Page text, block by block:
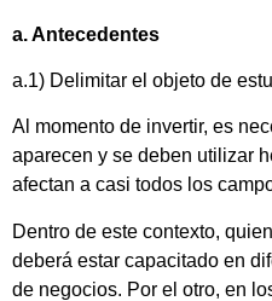
a. Antecedentes
a.1) Delimitar el objeto de
Al momento de invertir, es
aparecen y se deben utilizar
afectan a casi todos los
Dentro de este contexto,
deberá estar capacitado en
de negocios. Por el otro, en